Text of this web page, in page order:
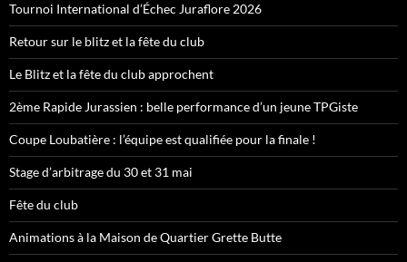
Tournoi International d’Échec Juraflore 2026
Retour sur le blitz et la fête du club
Le Blitz et la fête du club approchent
2ème Rapide Jurassien : belle performance d’un jeune TPGiste
Coupe Loubatière : l’équipe est qualifiée pour la finale !
Stage d’arbitrage du 30 et 31 mai
Fête du club
Animations à la Maison de Quartier Grette Butte